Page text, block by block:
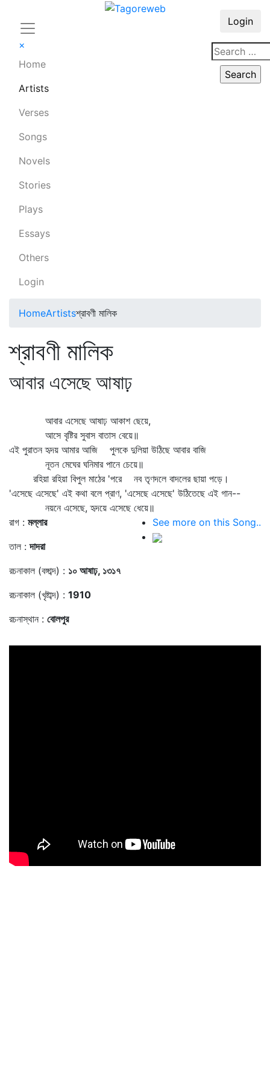
×
Home
Artists
Verses
Songs
Novels
Stories
Plays
Essays
Others
Login
Login
HomeArtistsশ্রাবণী মালিক
শ্রাবণী মালিক
আবার এসেছে আষাঢ়
আবার এসেছে আষাঢ় আকাশ ছেয়ে,
আসে বৃষ্টির সুবাস বাতাস বেয়ে॥
এই পুরাতন হৃদয় আমার আজি পুলকে দুলিয়া উঠিছে আবার বাজি
নূতন মেঘের ঘনিমার পানে চেয়ে॥
রহিয়া রহিয়া বিপুল মাঠের 'পরে নব তৃণদলে বাদলের ছায়া পড়ে।
'এসেছে এসেছে' এই কথা বলে প্রাণ, 'এসেছে এসেছে' উঠিতেছে এই গান--
নয়নে এসেছে, হৃদয়ে এসেছে ধেয়ে॥
রাগ : মল্লার
তাল :দাদরা
রচনাকাল (বঙ্গাব্দ) : ১০ আষাঢ়, ১৩১৭
রচনাকাল (খৃষ্টাব্দ) : 1910
রচনাস্থান : বোলপুর
See more on this Song..